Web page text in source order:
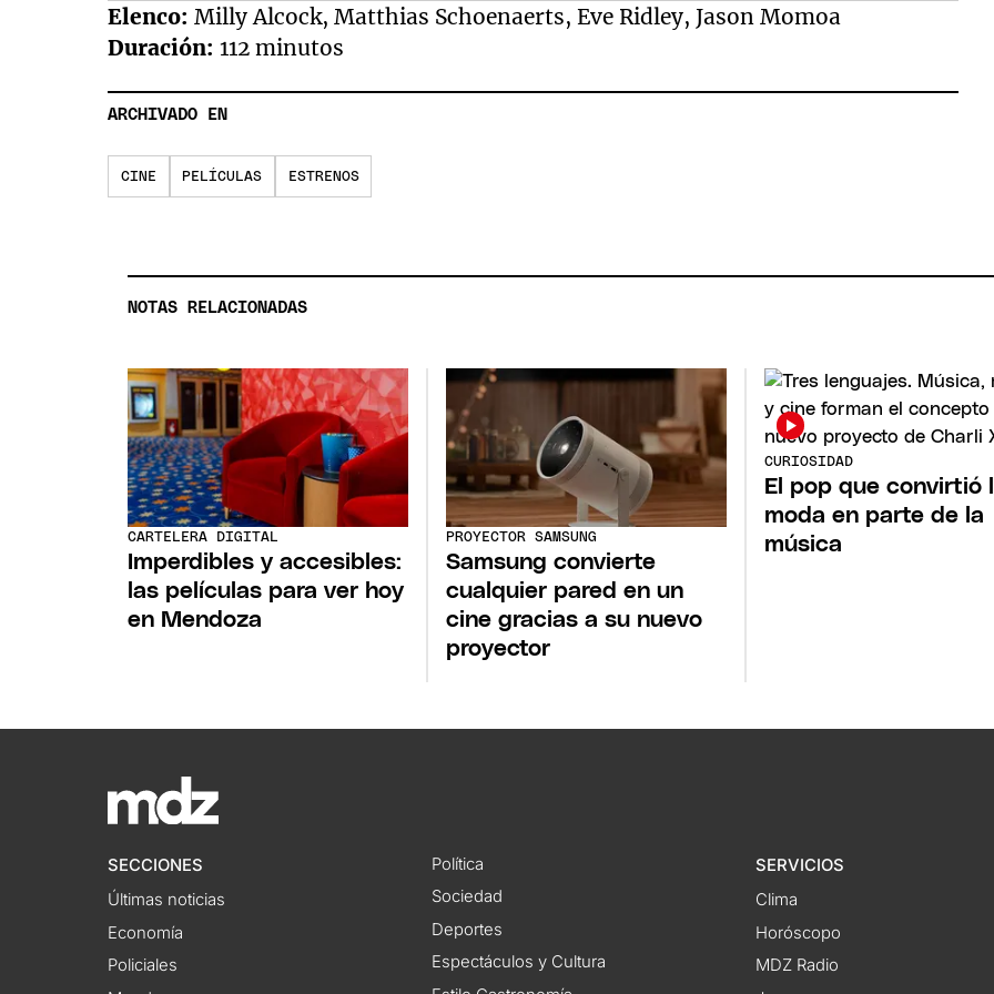
Elenco: Milly Alcock, Matthias Schoenaerts, Eve Ridley, Jason Momoa
Duración: 112 minutos
ARCHIVADO EN
CINE PELÍCULAS ESTRENOS
NOTAS RELACIONADAS
CARTELERA DIGITAL
Imperdibles y accesibles:
las películas para ver hoy
en Mendoza
PROYECTOR SAMSUNG
Samsung convierte
cualquier pared en un
cine gracias a su nuevo
proyector
CURIOSIDAD
El pop que convirtió
moda en parte de la
música
SECCIONES
Últimas noticias
Economía
Policiales
Política
Sociedad
Deportes
Espectáculos y Cultura
SERVICIOS
Clima
Horóscopo
MDZ Radio